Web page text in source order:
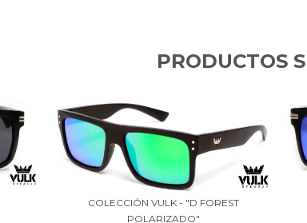
PRODUCTOS
COLECCIÓN VULK - "D FOREST
POLARIZADO"